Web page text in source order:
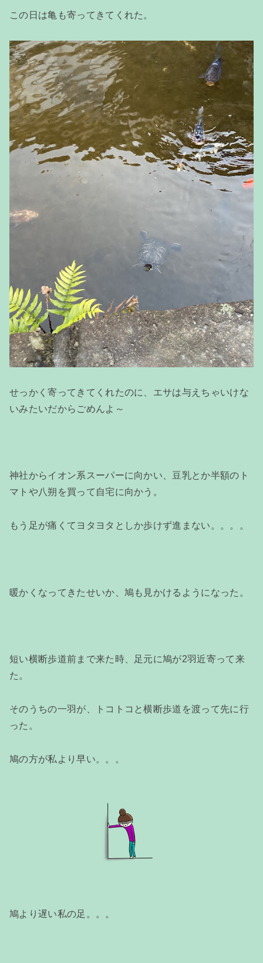
この日は亀も寄ってきてくれた。
せっかく寄ってきてくれたのに、エサは与えちゃいけな
いみたいだからごめんよ～
神社からイオン系スーパーに向かい、豆乳とか半額のト
マトや八朔を買って自宅に向かう。
もう足が痛くてヨタヨタとしか歩けず進まない。。。。
暖かくなってきたせいか、鳩も見かけるようになった。
短い横断歩道前まで来た時、足元に鳩が2羽近寄って来
た。
そのうちの一羽が、トコトコと横断歩道を渡って先に行
った。
鳩の方が私より早い。。。
鳩より遅い私の足。。。